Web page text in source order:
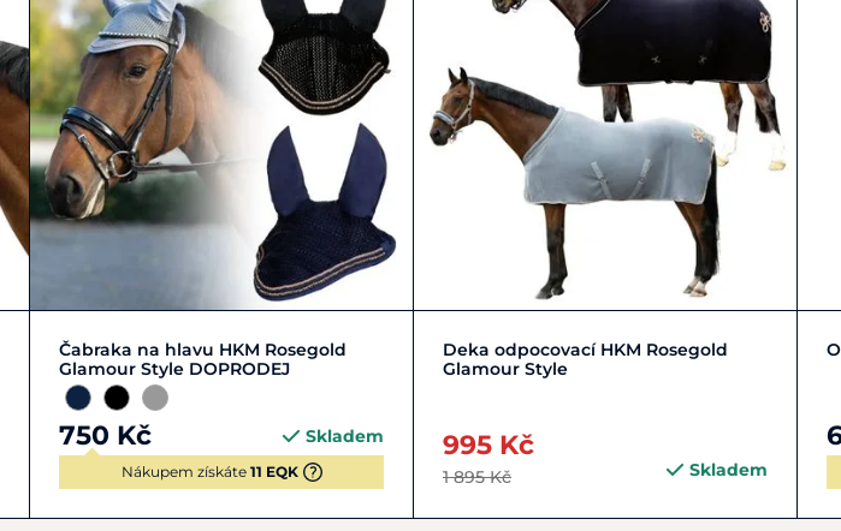
FULL | L PONY | S
Čabraka na hlavu HKM Rosegold
Glamour Style DOPRODEJ
750 Kč Skladem
Nákupem získáte 11 EQK
L | 140-145 cm L | 155-165 cm
Deka odpocovací HKM Rosegold
Glamour Style
995 Kč
1 895 Kč Skladem